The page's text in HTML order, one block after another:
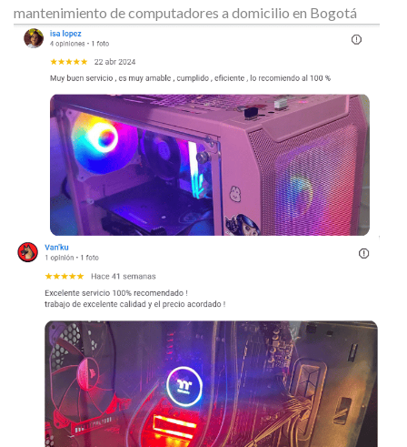
mantenimiento de computadores a domicilio en Bogotá